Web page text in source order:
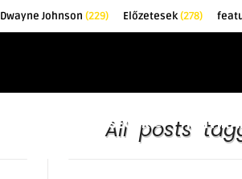
Dwayne Johnson (229) Előzetesek(278)
ÉRDEKESSÉGEKAll posts